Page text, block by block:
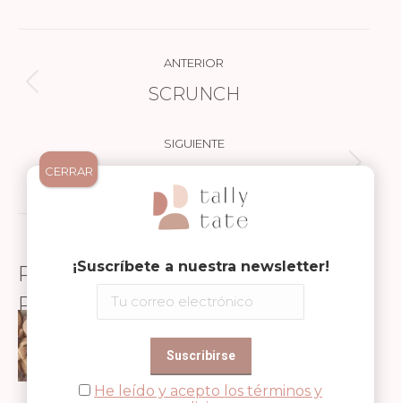
ANTERIOR
Publicación
SCRUNCH
SIGUIENTE
siguiente:
PUBLICACIONES
RELACIONADAS
NOVEDADES BIECO
¡Suscríbete a nuestra newsletter!
He leído y acepto los términos y
CERRAR